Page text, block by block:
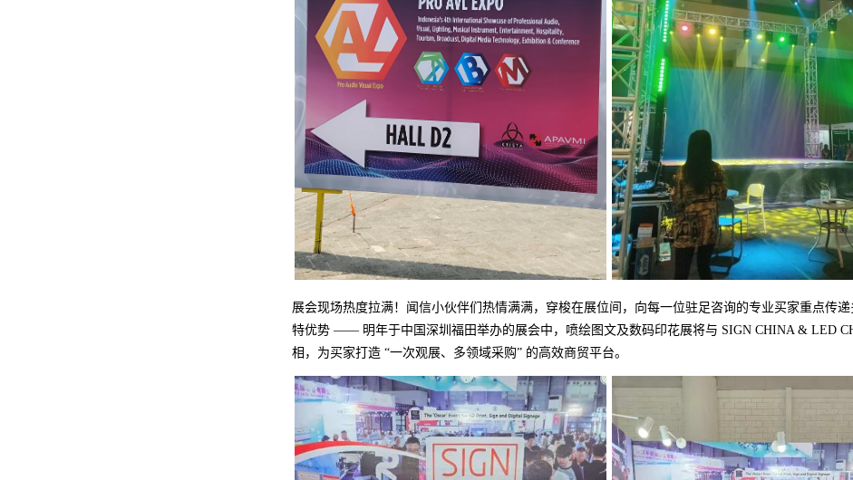
展会现场热度拉满！闻信小伙伴们热情满满，穿梭在展位间，向每一位驻足咨询的专业买家重点传
特优势 —— 明年于中国深圳福田举办的展会中，喷绘图文及数码印花展将与 SIGN CHINA & LED
相，为买家打造 “一次观展、多领域采购” 的高效商贸平台。